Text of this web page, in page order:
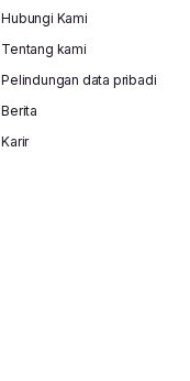
Hubungi Kami
Tentang kami
Pelindungan data pribadi
Berita
Karir